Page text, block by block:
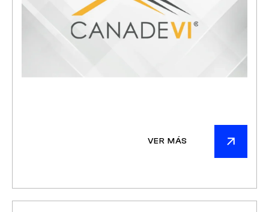
VER MÁS